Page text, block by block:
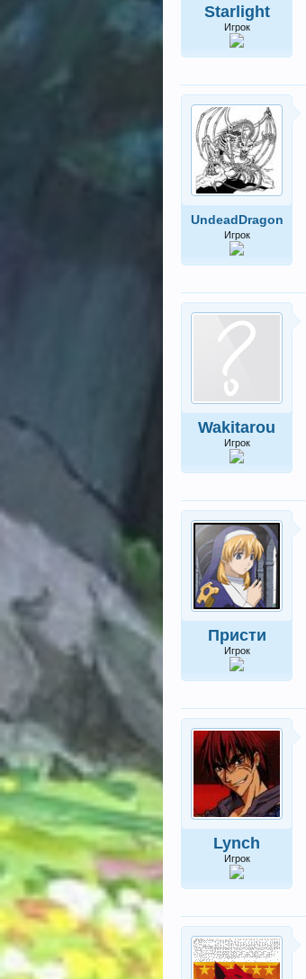
Starlight
Игрок
UndeadDragon
Игрок
Wakitarou
Игрок
Присти
Игрок
Lynch
Игрок